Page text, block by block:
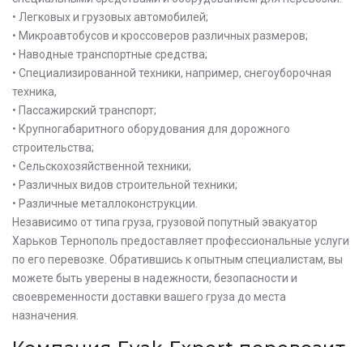
• Легковых и грузовых автомобилей;
• Микроавтобусов и кроссоверов различных размеров;
• Наводные транспортные средства;
• Специализированной техники, например, снегоуборочная
техника,
• Пассажирский транспорт;
• Крупногабаритного оборудования для дорожного
строительства;
• Сельскохозяйственной техники;
• Различных видов строительной техники;
• Различные металлоконструкции.
Независимо от типа груза, грузовой попутный эвакуатор
Харьков Тернополь предоставляет профессиональные услуги
по его перевозке. Обратившись к опытным специалистам, вы
можете быть уверены в надежности, безопасности и
своевременности доставки вашего груза до места
назначения.